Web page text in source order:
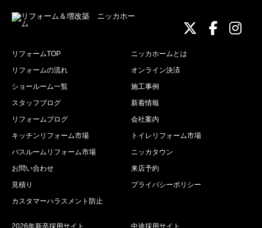
ニッカ
ニッニ
リフォームTOP
ニッカホームとは
リフォームの流れ
オンライン決済
ショールーム一覧
施工事例
スタッフブログ
新着情報
リフォームブログ
会社案内
キッチンリフォーム市場
トイレリフォーム市場
バスルームリフォーム市場
ニッカタウン
お問い合わせ
来店予約
見積り
プライバシーポリシー
カスタマーハラスメント防止